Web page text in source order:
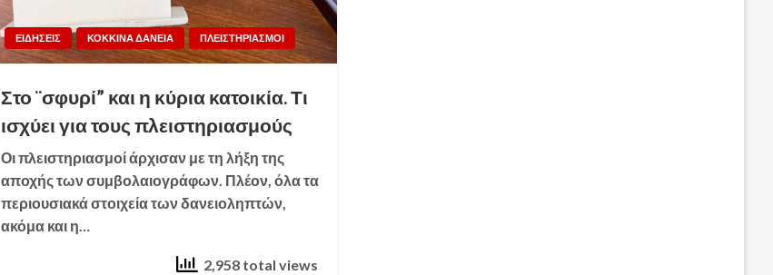
ΕΙΔΗΣΕΙΣ ΚΟΚΚΙΝΑ ΔΑΝΕΙΑ ΠΛΕΙΣΤΗΡΙΑΣΜΟΙ
Στο ¨σφυρί” και η κύρια κατοικία. Τι
ισχύει για τους πλειστηριασμούς
Οι πλειστηριασμοί άρχισαν με τη λήξη της
αποχής των συμβολαιογράφων. Πλέον, όλα τα
περιουσιακά στοιχεία των δανειοληπτών,
ακόμα και η…
2,958 total views